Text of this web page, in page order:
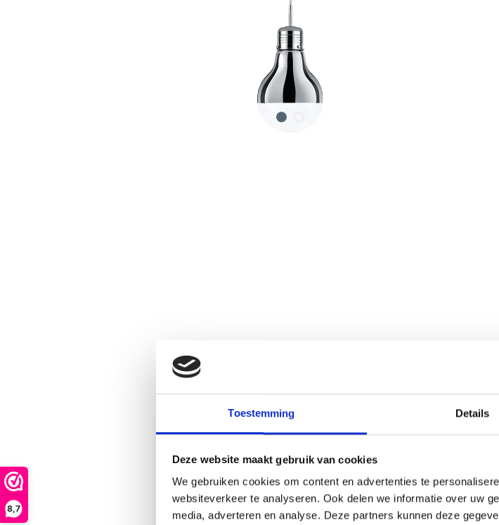
Toestemming Details
Deze website maakt gebruik van cookies
We gebruiken cookies om content en advertenties te
websiteverkeer te analyseren. Ook delen we informatie over uw
media, adverteren en analyse. Deze partners kunnen deze
8,7